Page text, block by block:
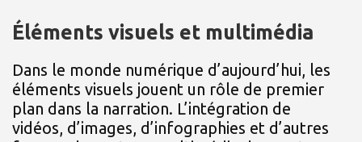
Éléments visuels et multimédia
Dans le monde numérique d’aujourd’hui, les
éléments visuels jouent un rôle de premier
plan dans la narration. L’intégration de
vidéos, d’images, d’infographies et d’autres